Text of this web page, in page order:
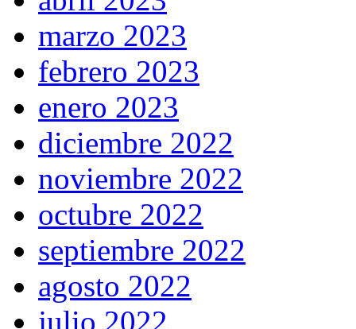
marzo 2023
febrero 2023
enero 2023
diciembre 2022
noviembre 2022
octubre 2022
septiembre 2022
agosto 2022
julio 2022